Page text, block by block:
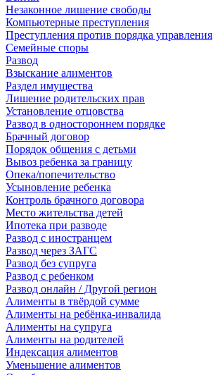
Незаконное лишение свободы
Компьютерные преступления
Преступления против порядка управления
Семейные споры
Развод
Взыскание алиментов
Раздел имущества
Лишение родительских прав
Установление отцовства
Развод в одностороннем порядке
Брачный договор
Порядок общения с детьми
Вывоз ребенка за границу
Опека/попечительство
Усыновление ребенка
Контроль брачного договора
Место жительства детей
Ипотека при разводе
Развод с иностранцем
Развод через ЗАГС
Развод без супруга
Развод с ребенком
Развод онлайн / Другой регион
Алименты в твёрдой сумме
Алименты на ребёнка-инвалида
Алименты на супруга
Алименты на родителей
Индексация алиментов
Уменьшение алиментов